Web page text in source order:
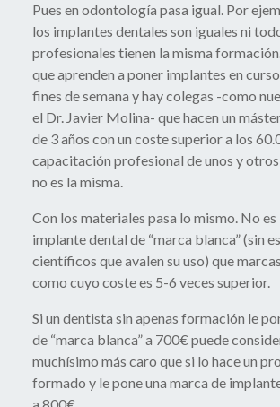
Pues en odontología pasa igual. Por
los implantes dentales son iguales ni
profesionales tienen la misma
que aprenden a poner implantes en
fines de semana y hay colegas -como
el Dr. Javier Molina- que hacen un
de 3 años con un coste superior a los
capacitación profesional de unos y
no es la misma.
Con los materiales pasa lo mismo. No es
implante dental de “marca blanca” (sin
científicos que avalen su uso) que
como cuyo coste es 5-6 veces superior.
Si un dentista sin apenas formación le
de “marca blanca” a 700€ puede
muchísimo más caro que si lo hace un
formado y le pone una marca de